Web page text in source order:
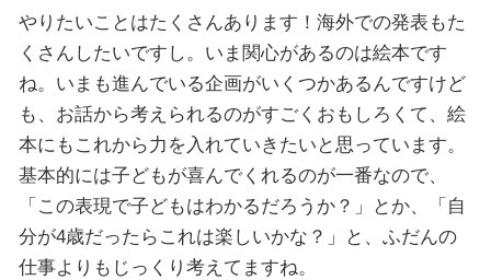
やりたいことはたくさんあります！海外での発表もた
くさんしたいですし。いま関心があるのは絵本です
ね。いまも進んでいる企画がいくつかあるんですけど
も、お話から考えられるのがすごくおもしろくて、絵
本にもこれから力を入れていきたいと思っています。
基本的には子どもが喜んでくれるのが一番なので、
「この表現で子どもはわかるだろうか？」とか、「自
分が4歳だったらこれは楽しいかな？」と、ふだんの
仕事よりもじっくり考えてますね。